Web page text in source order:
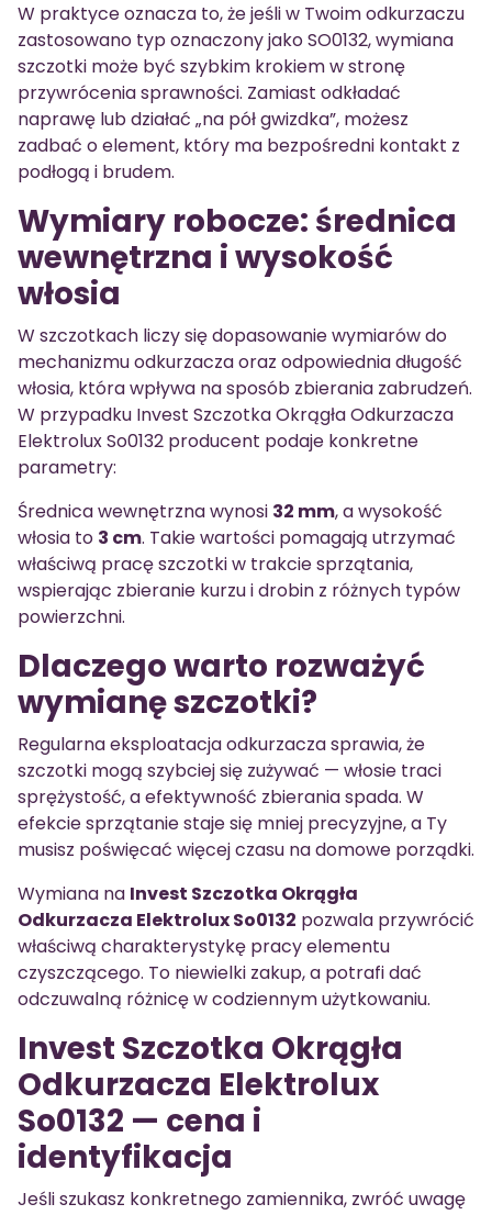
W praktyce oznacza to, że jeśli w Twoim odkurzaczu
zastosowano typ oznaczony jako SO0132, wymiana
szczotki może być szybkim krokiem w stronę
przywrócenia sprawności. Zamiast odkładać
naprawę lub działać „na pół gwizdka”, możesz
zadbać o element, który ma bezpośredni kontakt z
podłogą i brudem.
Wymiary robocze: średnica
wewnętrzna i wysokość
włosia
W szczotkach liczy się dopasowanie wymiarów do
mechanizmu odkurzacza oraz odpowiednia długość
włosia, która wpływa na sposób zbierania zabrudzeń.
W przypadku Invest Szczotka Okrągła Odkurzacza
Elektrolux So0132 producent podaje konkretne
parametry:
Średnica wewnętrzna wynosi 32 mm, a wysokość
włosia to 3 cm. Takie wartości pomagają utrzymać
właściwą pracę szczotki w trakcie sprzątania,
wspierając zbieranie kurzu i drobin z różnych typów
powierzchni.
Dlaczego warto rozważyć
wymianę szczotki?
Regularna eksploatacja odkurzacza sprawia, że
szczotki mogą szybciej się zużywać — włosie traci
sprężystość, a efektywność zbierania spada. W
efekcie sprzątanie staje się mniej precyzyjne, a Ty
musisz poświęcać więcej czasu na domowe porządki.
Wymiana na Invest Szczotka Okrągła
Odkurzacza Elektrolux So0132 pozwala przywrócić
właściwą charakterystykę pracy elementu
czyszczącego. To niewielki zakup, a potrafi dać
odczuwalną różnicę w codziennym użytkowaniu.
Invest Szczotka Okrągła
Odkurzacza Elektrolux
So0132 — cena i
identyfikacja
Jeśli szukasz konkretnego zamiennika, zwróć uwagę